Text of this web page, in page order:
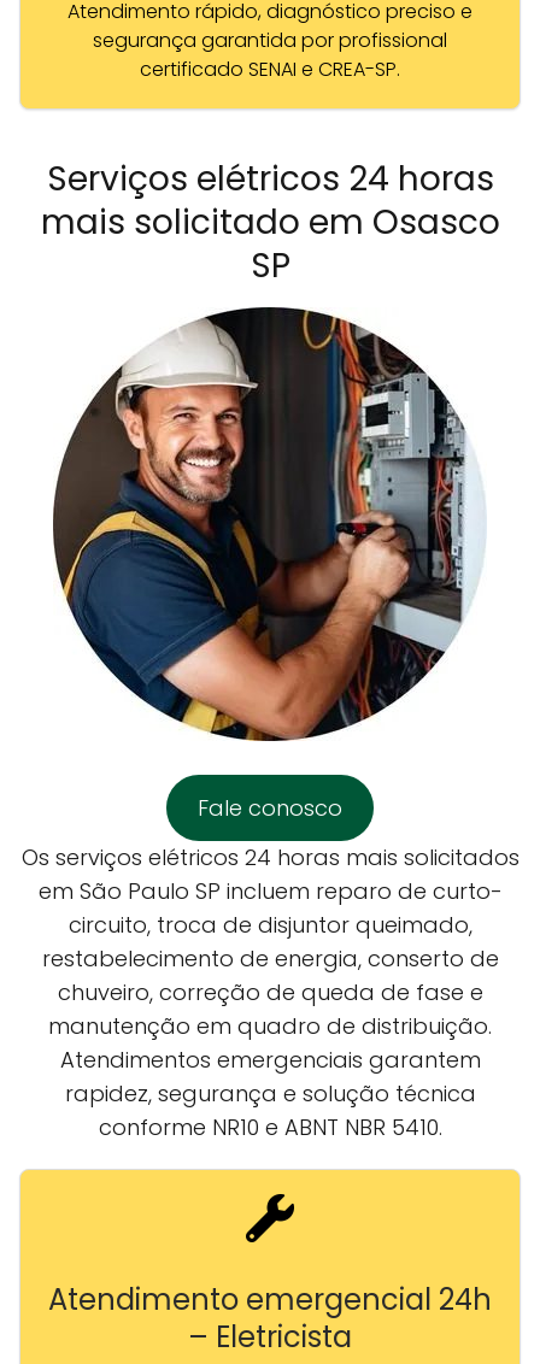
Atendimento rápido, diagnóstico preciso e
segurança garantida por profissional
certificado SENAI e CREA-SP.
Serviços elétricos 24 horas
mais solicitado em Osasco
SP
Fale conosco
Os serviços elétricos 24 horas mais solicitados
em São Paulo SP incluem reparo de curto-
circuito, troca de disjuntor queimado,
restabelecimento de energia, conserto de
chuveiro, correção de queda de fase e
manutenção em quadro de distribuição.
Atendimentos emergenciais garantem
rapidez, segurança e solução técnica
conforme NR10 e ABNT NBR 5410.
Atendimento emergencial 24h
– Eletricista